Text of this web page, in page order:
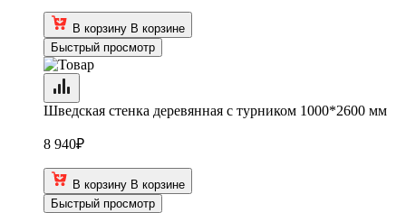
В корзину В корзине
Быстрый просмотр
Шведская стенка деревянная с турником 1000*2600 мм
8 940₽
В корзину В корзине
Быстрый просмотр